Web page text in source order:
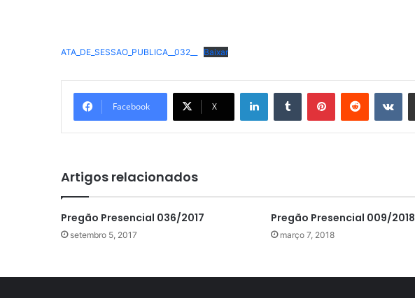
ATA_DE_SESSAO_PUBLICA__032__ Baixar
Facebook X
LinkedinTumblr PinterestReddit VK
Artigos relacionados
Pregão Presencial 036/2017
setembro 5, 2017
Pregão Presencial 009/2018
março 7, 2018